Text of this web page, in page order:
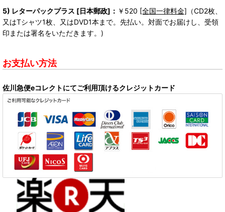
5) レターパックプラス [日本郵政]： ￥520 [全国一律料金] （CD2枚、
又はTシャツ1枚、又はDVD1本まで。先払い。対面でお届けし、受領
印または署名をいただきます。)
お支払い方法
佐川急便eコレクトにてご利用頂けるクレジットカード